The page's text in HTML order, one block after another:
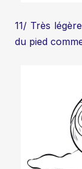
11/ Très
du pied